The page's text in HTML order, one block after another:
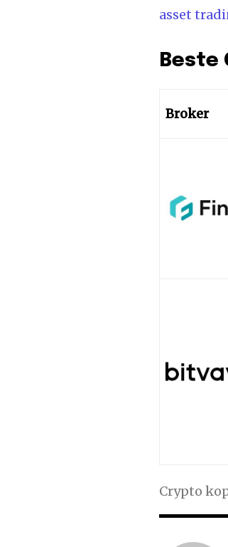
asset
Beste
Broker
Crypto